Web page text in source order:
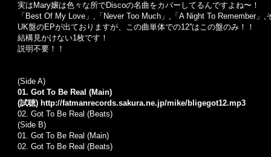
実はMary嬢は色々な所でDiscoの名曲をカバーしてるんですよね〜！
「Best Of My Love」,「Never Too Much」,「A Night To Remember
UK盤のEPが出ておりますが、この曲単体での12''はこの盤のみ！！
結構見かけない1枚です！
説明不要！！
(Side A)
01. Got To Be Real (Main)
(試聴) http://fatmanrecords.sakura.ne.jp/mike/bligegot12.mp3
02. Got To Be Real (Beats)
(Side B)
01. Got To Be Real (Main)
02. Got To Be Real (Beats)